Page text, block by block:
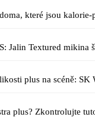
které jsou kalorie-
Jalin Textured mikina
plus na scéně: SK
plus? Zkontrolujte